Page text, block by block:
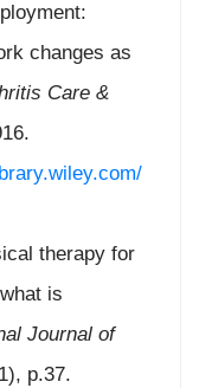
changes as
Care &
therapy for
is
Journal of
p.37.